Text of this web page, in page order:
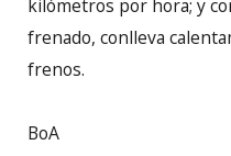
kilómetros por hora; y
frenado, conlleva
frenos.
BoA